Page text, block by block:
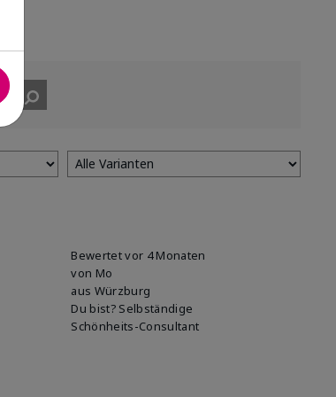
Bewertetvor 4 Monaten
von Mo
aus Würzburg
Du bist? Selbständige
Schönheits-Consultant